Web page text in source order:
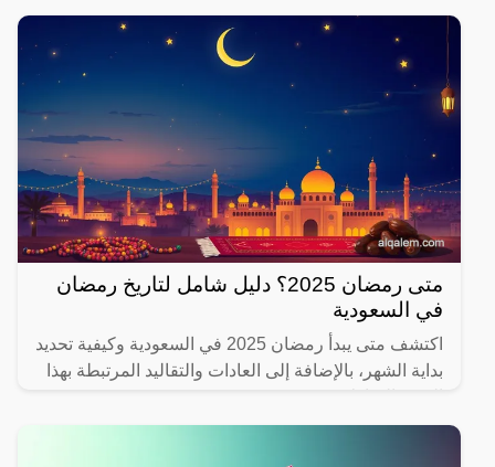
متى رمضان 2025؟ دليل شامل لتاريخ رمضان
في السعودية
اكتشف متى يبدأ رمضان 2025 في السعودية وكيفية تحديد
بداية الشهر، بالإضافة إلى العادات والتقاليد المرتبطة بهذا